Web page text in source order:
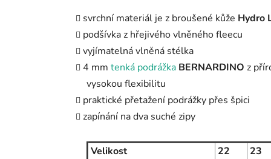
svrchní materiál je z broušené kůže Hydro
podšívka z hřejivého vlněného fleecu
vyjímatelná vlněná stélka
4 mm tenká podrážka BERNARDINO z
vysokou flexibilitu
praktické přetažení podrážky přes špici
zapínání na dva suché zipy
Velikost 22
23